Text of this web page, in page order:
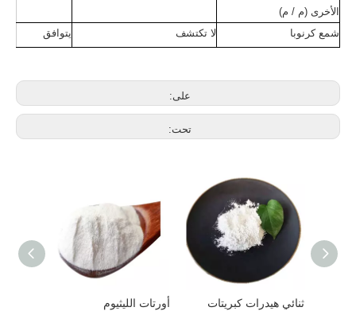
الأخرى (م / م)
شمع كرنوبا لا تكتشف يتوافق
على:
تحت:
أورتات الليثيوم
ثنائي هيدرات كبريتات